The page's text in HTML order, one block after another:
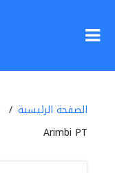
الصفحة الرئيسية
Arimbi PT